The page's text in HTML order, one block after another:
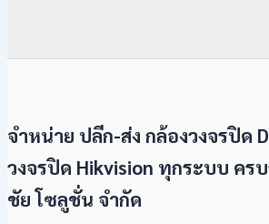
จำหน่าย ปลีก-ส่ง กล้องวงจรปิด
วงจรปิด Hikvision ทุกระบบ คร
ชัย โซลูชั่น จำกัด